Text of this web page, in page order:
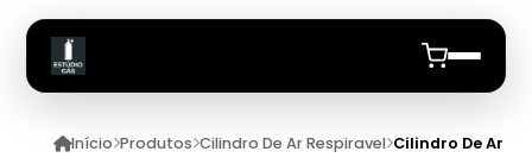
Início
Início Produtos Cilindro De Ar Respiravel Cilindro De Ar